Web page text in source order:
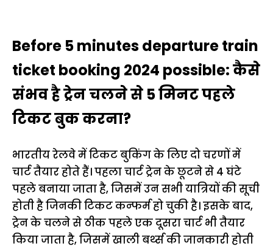
Before 5 minutes departure train
ticket booking 2024 possible: कैसे
संभव है ट्रेन चलने से 5 मिनट पहले
टिकट बुक करना?
भारतीय रेलवे में टिकट बुकिंग के लिए दो चरणों में
चार्ट तैयार होते हैं। पहला चार्ट ट्रेन के छूटने से 4 घंटे
पहले बनाया जाता है, जिसमें उन सभी यात्रियों की सूची
होती है जिनकी टिकट कन्फर्म हो चुकी है। इसके बाद,
ट्रेन के चलने से ठीक पहले एक दूसरा चार्ट भी तैयार
किया जाता है, जिसमें खाली बर्थ्स की जानकारी होती